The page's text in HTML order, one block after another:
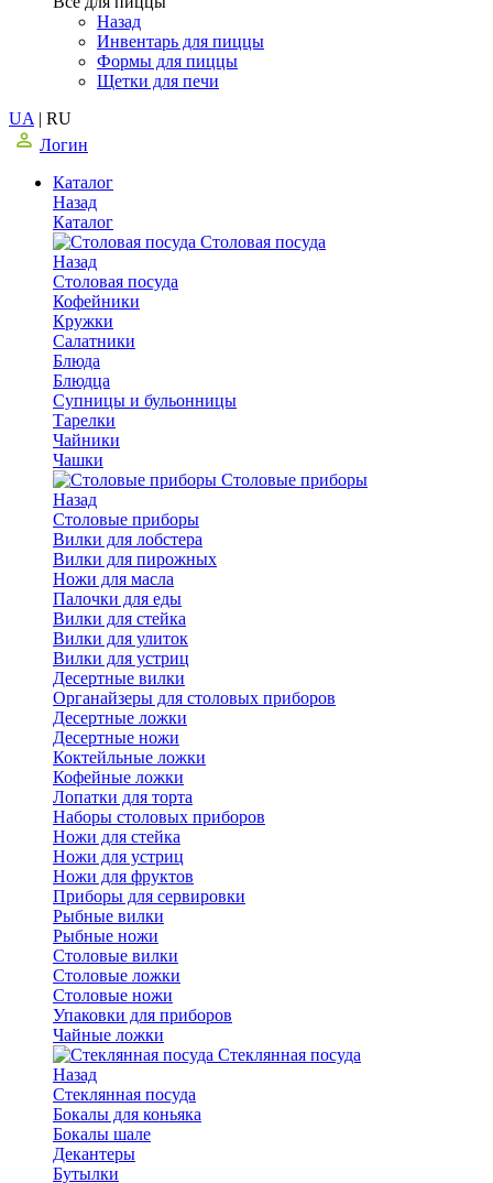
Назад
Инвентарь для пиццы
Формы для пиццы
Щетки для печи
UA | RU
Логин
Каталог
Назад
Каталог
Столовая посуда
Назад
Столовая посуда
Кофейники
Кружки
Салатники
Блюда
Блюдца
Супницы и бульонницы
Тарелки
Чайники
Чашки
Cтоловые приборы
Назад
Cтоловые приборы
Вилки для лобстера
Вилки для пирожных
Ножи для масла
Палочки для еды
Вилки для стейка
Вилки для улиток
Вилки для устриц
Десертные вилки
Органайзеры для столовых приборов
Десертные ложки
Десертные ножи
Коктейльные ложки
Кофейные ложки
Лопатки для торта
Наборы столовых приборов
Ножи для стейка
Ножи для устриц
Ножи для фруктов
Приборы для сервировки
Рыбные вилки
Рыбные ножи
Столовые вилки
Столовые ложки
Столовые ножи
Упаковки для приборов
Чайные ложки
Стеклянная посуда
Назад
Стеклянная посуда
Бокалы для коньяка
Бокалы шале
Декантеры
Бутылки